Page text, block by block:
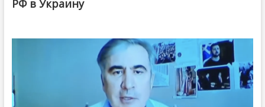
РФ в Украину